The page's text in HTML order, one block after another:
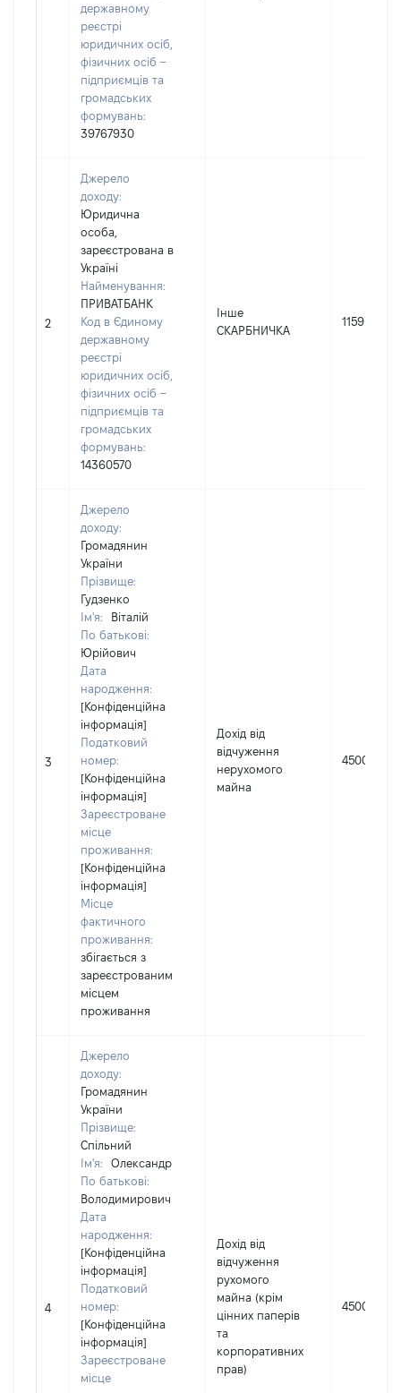
державному
реєстрі
юридичних осіб,
фізичних осіб –
підприємців та
громадських
формувань:
39767930
2
Джерело
доходу:
Юридична
особа,
зареєстрована в
Україні
Найменування:
ПРИВАТБАНК
Код в Єдиному
державному
реєстрі
юридичних осіб,
фізичних осіб –
підприємців та
громадських
формувань:
14360570
Інше
СКАРБНИЧКА
1159
3
Джерело
доходу:
Громадянин
України
Прізвище:
Гудзенко
Ім'я:
Віталій
По батькові:
Юрійович
Дата
народження:
[Конфіденційна
інформація]
Податковий
номер:
[Конфіденційна
інформація]
Зареєстроване
місце
проживання:
[Конфіденційна
інформація]
Місце
фактичного
проживання:
збігається з
зареєстрованим
місцем
проживання
Дохід від
відчуження
нерухомого
майна
45000
4
Джерело
доходу:
Громадянин
України
Прізвище:
Спільний
Ім'я:
Олександр
По батькові:
Володимирович
Дата
народження:
[Конфіденційна
інформація]
Податковий
номер:
[Конфіденційна
інформація]
Зареєстроване
місце
Дохід від
відчуження
рухомого
майна (крім
цінних паперів
та
корпоративних
прав)
45000